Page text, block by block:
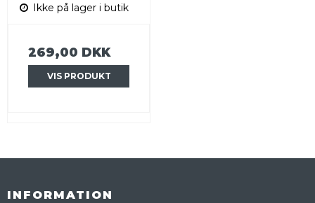
Ikke på lager i butik
269,00 DKK
VIS PRODUKT
INFORMATION